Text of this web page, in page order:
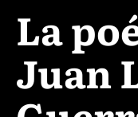
La
Juan